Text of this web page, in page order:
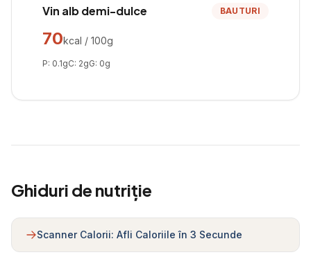
Vin alb demi-dulce BAUTURI
70kcal / 100g
P: 0.1gC: 2gG: 0g
Ghiduri de nutriție
Scanner Calorii: Afli Caloriile în 3 Secunde